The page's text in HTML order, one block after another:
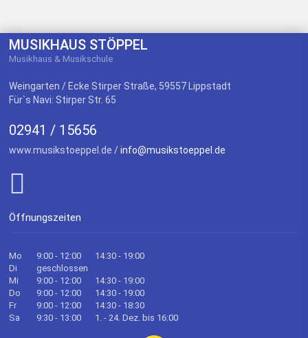
MUSIKHAUS STÖPPEL
Musikhaus & Musikschule
Weingarten / Ecke Stirper Straße, 59557 Lippstadt
Für`s Navi: Stirper Str. 65
02941 / 15656
www.musikstoeppel.de /info@musikstoeppel.de
Öffnungszeiten
Mo 9:00 - 12:00
14:30 - 19:00
Di
geschlossen
Mi
9:00 - 12:00
14:30 - 19:00
Do
9:00 - 12:00
14:30 - 19:00
Fr
9:00 - 12:00
14:30 - 18:30
Sa
9:30 - 13:00 1. - 24. Dez. bis 16:00